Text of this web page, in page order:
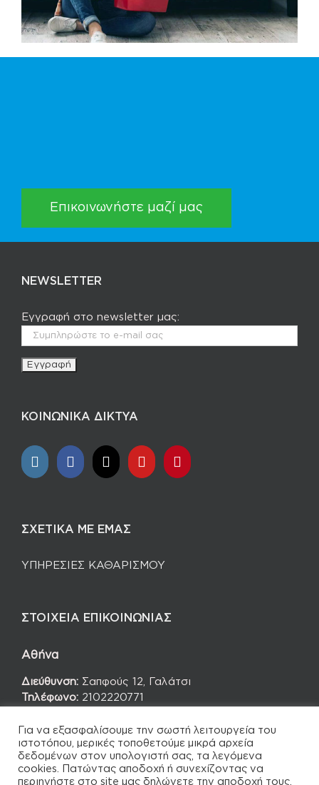
Επικοινωνήστε μαζί μας
NEWSLETTER
Εγγραφή στο newsletter μας:
ΚΟΙΝΩΝΙΚΑ ΔΙΚΤΥΑ
ΣΧΕΤΙΚΑ ΜΕ ΕΜΑΣ
ΥΠΗΡΕΣΙΕΣ ΚΑΘΑΡΙΣΜΟΥ
ΣΤΟΙΧΕΙΑ ΕΠΙΚΟΙΝΩΝΙΑΣ
Αθήνα
Διεύθυνση: Σαπφούς 12, Γαλάτσι
Τηλέφωνο: 2102220771
Για να εξασφαλίσουμε την σωστή λειτουργεία του
ιστοτόπου, μερικές τοποθετούμε μικρά αρχεία
δεδομένων στον υπολογιστή σας, τα λεγόμενα
cookies. Πατώντας αποδοχή ή συνεχίζοντας να
περιηγήστε στο site μας δηλώνετε την αποδοχή τους.